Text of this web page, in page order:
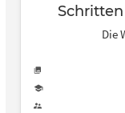
erlernen –
Die